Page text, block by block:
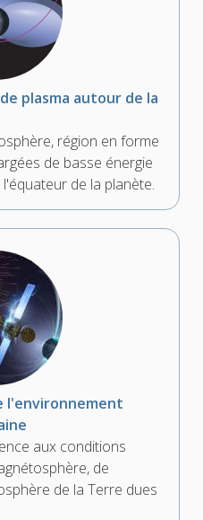
plasma autour de la
région en forme
de basse énergie
de la planète.
l'environnement
aux conditions
de
de la Terre dues